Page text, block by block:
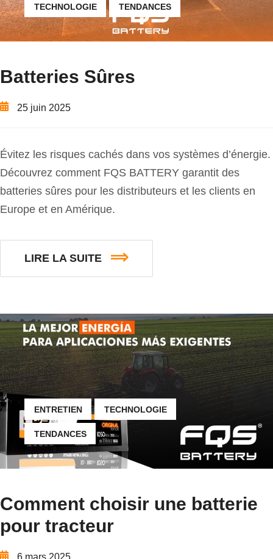
TECHNOLOGIE TENDANCES
Batteries Sûres
25 juin 2025
Évitez les risques cachés dans vos systèmes d’énergie.
Découvrez comment FQS BATTERY garantit des
batteries sûres pour les distributeurs et les clients en
Europe et en Amérique.
LIRE LA SUITE
ENTRETIEN TECHNOLOGIE
TENDANCES
Comment choisir une batterie
pour tracteur
6 mars 2025